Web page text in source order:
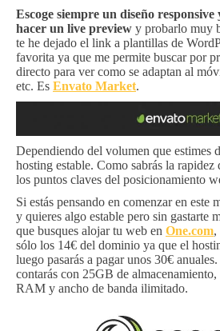
Escoge siempre un diseño
hacer un live preview y probarlo muy
te he dejado el link a plantillas de
favorita ya que me permite buscar por
directo para ver como se adaptan al
etc. Es Envato Market.
Dependiendo del volumen que estimes
hosting estable. Como sabrás la rapidez
los puntos claves del posicionamiento
Si estás pensando en comenzar en este
y quieres algo estable pero sin gastarte
que busques alojar tu web en One.com,
sólo los 14€ del dominio ya que el
luego pasarás a pagar unos 30€
contarás con 25GB de
RAM y ancho de banda ilimitado.